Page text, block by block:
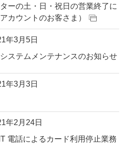
ーの土・日・祝日の営業終了に
カウントのお客さま）
年3月5日
ステムメンテナンスのお知らせ
年3月3日
年2月24日
電話によるカード利用停止業務